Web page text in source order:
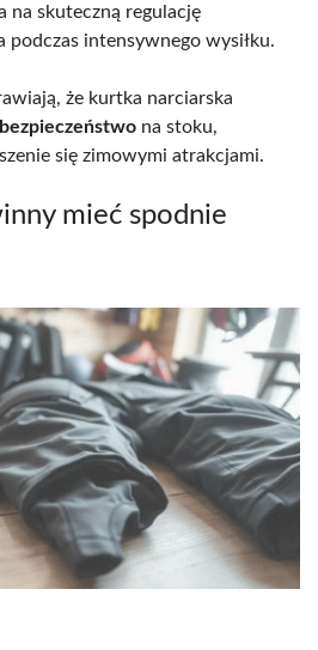
na skuteczną regulację
podczas intensywnego wysiłku.
że kurtka narciarska
na stoku,
się zimowymi atrakcjami.
mieć spodnie